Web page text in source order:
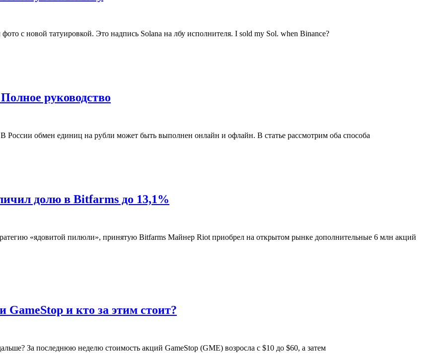
с новой татуировкой. Это надпись Solana на лбу исполнителя. I sold my Sol. when Binance?
руководство
обмен единиц на рубли может быть выполнен онлайн и офлайн. В статье рассмотрим оба способа
долю в Bitfarms до 13,1%
«ядовитой пилюли», принятую Bitfarms Майнер Riot приобрел на открытом рынке дополнительные 6 млн акций
и кто за этим стоит?
За последнюю неделю стоимость акций GameStop (GME) возросла с $10 до $60, а затем